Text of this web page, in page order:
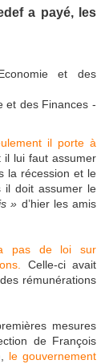
a payé, les
et des Finances -
il porte à
il lui faut assumer
la récession et le
il doit assumer le
» d’hier les amis
pas de loi sur
Celle-ci avait
rémunérations
mesures
de François
le gouvernement